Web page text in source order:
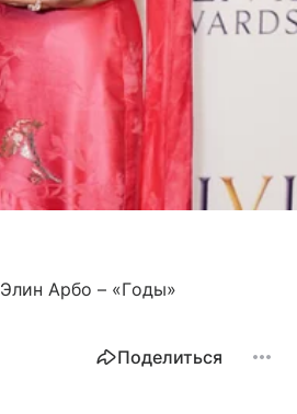
Элин Арбо – «Годы»
Поделиться